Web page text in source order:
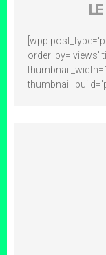
[wpp
order_by='views'